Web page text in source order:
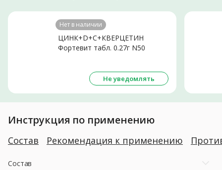
Нет в наличии
ЦИНК+D+С+КВЕРЦЕТИН
Фортевит табл. 0.27г N50
Не уведомлять
Инструкция по применению
Состав Рекомендация к применению
Состав